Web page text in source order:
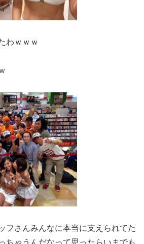
わｗｗｗ
フさんみんなに本当に支えられてた
ちゃうんだなって思ったらいまでも